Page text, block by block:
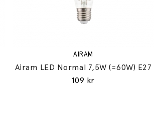
AIRAM
Airam LED Normal 7,5W (=60W) E27
109 kr